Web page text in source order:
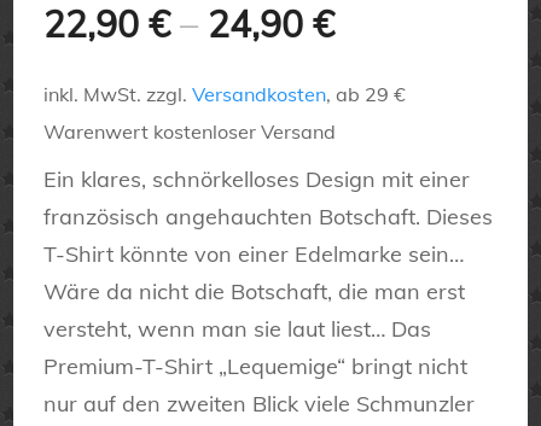
22,90€– 24,90€
inkl. MwSt. zzgl.Versandkosten, ab 29 €
Warenwert kostenloser Versand
Ein klares, schnörkelloses Design mit einer
französisch angehauchten Botschaft. Dieses
T-Shirt könnte von einer Edelmarke sein…
Wäre da nicht die Botschaft, die man erst
versteht, wenn man sie laut liest… Das
Premium-T-Shirt „Lequemige“ bringt nicht
nur auf den zweiten Blick viele Schmunzler